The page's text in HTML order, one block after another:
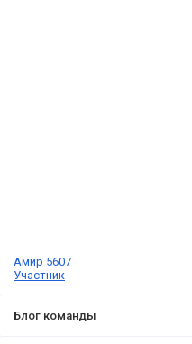
Амир 5607
Участник
Блог команды